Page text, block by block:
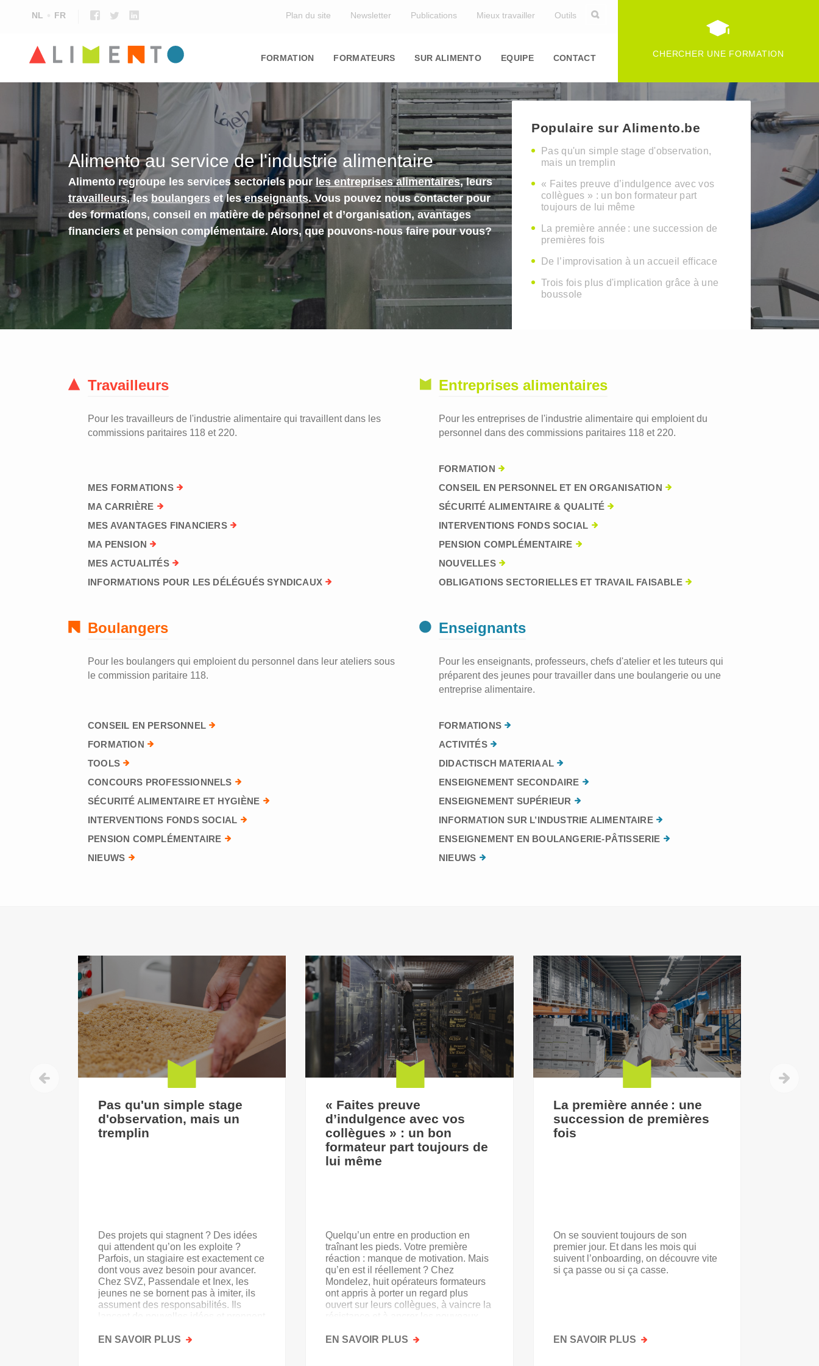
NL FR Plan du site Newsletter Publications Mieux travailler Outils
navigation
FORMATION FORMATEURS SUR ALIMENTO EQUIPE CONTACT CHERCHER UNE FORMATION
Alimento au service de l'industrie alimentaire
Alimento regroupe les services sectoriels pour les entreprises alimentaires, leurs
travailleurs, les boulangers et lesenseignants. Vous pouvez nous contacter pour
des formations, conseil en matière de personnel et d’organisation, avantages
financiers et pension complémentaire. Alors, que pouvons-nous faire pour vous?
Populaire sur Alimento.be
Pas qu'un simple stage d'observation,
mais un tremplin
« Faites preuve d’indulgence avec vos
collègues » : un bon formateur part
toujours de lui même
La première année : une succession de
premières fois
De l’improvisation à un accueil efficace
Trois fois plus d'implication grâce à une
boussole
Travailleurs
Pour les travailleurs de l'industrie alimentaire qui travaillent dans les
commissions paritaires 118 et 220.
MES FORMATIONS
MA CARRIÈRE
MES AVANTAGES FINANCIERS
MA PENSION
MES ACTUALITÉS
INFORMATIONS POUR LES DÉLÉGUÉS SYNDICAUX
Entreprises alimentaires
Pour les entreprises de l'industrie alimentaire qui emploient du
personnel dans des commissions paritaires 118 et 220.
FORMATION
CONSEIL EN PERSONNEL ET EN ORGANISATION
SÉCURITÉ ALIMENTAIRE & QUALITÉ
INTERVENTIONS FONDS SOCIAL
PENSION COMPLÉMENTAIRE
NOUVELLES
OBLIGATIONS SECTORIELLES ET TRAVAIL FAISABLE
Boulangers
Pour les boulangers qui emploient du personnel dans leur ateliers sous
le commission paritaire 118.
CONSEIL EN PERSONNEL
FORMATION
TOOLS
CONCOURS PROFESSIONNELS
SÉCURITÉ ALIMENTAIRE ET HYGIÈNE
INTERVENTIONS FONDS SOCIAL
PENSION COMPLÉMENTAIRE
NIEUWS
Enseignants
Pour les enseignants, professeurs, chefs d'atelier et les tuteurs qui
préparent des jeunes pour travailler dans une boulangerie ou une
entreprise alimentaire.
FORMATIONS
ACTIVITÉS
DIDACTISCH MATERIAAL
ENSEIGNEMENT SECONDAIRE
ENSEIGNEMENT SUPÉRIEUR
INFORMATION SUR L’INDUSTRIE ALIMENTAIRE
ENSEIGNEMENT EN BOULANGERIE-PÂTISSERIE
NIEUWS
Pas qu'un simple stage
d'observation, mais un
tremplin
Des projets qui stagnent ? Des idées
qui attendent qu’on les exploite ?
Parfois, un stagiaire est exactement ce
dont vous avez besoin pour avancer.
Chez SVZ, Passendale et Inex, les
jeunes ne se bornent pas à imiter, ils
assument des responsabilités. Ils
lancent de nouvelles idées et prennent
EN SAVOIR PLUS SUR
« Faites preuve
d’indulgence avec vos
collègues » : un bon
formateur part toujours de
lui même
Quelqu’un entre en production en
traînant les pieds. Votre première
réaction : manque de motivation. Mais
qu’en est il réellement ? Chez
Mondelez, huit opérateurs formateurs
ont appris à porter un regard plus
ouvert sur leurs collègues, à vaincre la
résistance et à ancrer les nouveaux
EN SAVOIR PLUS SUR
La première année : une
succession de premières
fois
On se souvient toujours de son
premier jour. Et dans les mois qui
suivent l’onboarding, on découvre vite
si ça passe ou si ça casse.
EN SAVOIR PLUS SUR